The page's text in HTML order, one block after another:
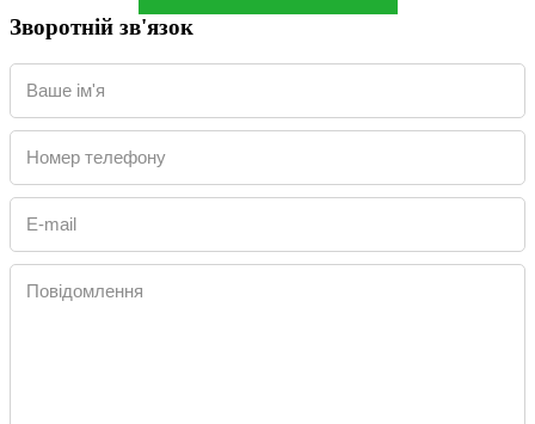
Зворотній зв'язок
Ваше ім'я
Номер телефону
E-mail
Повідомлення